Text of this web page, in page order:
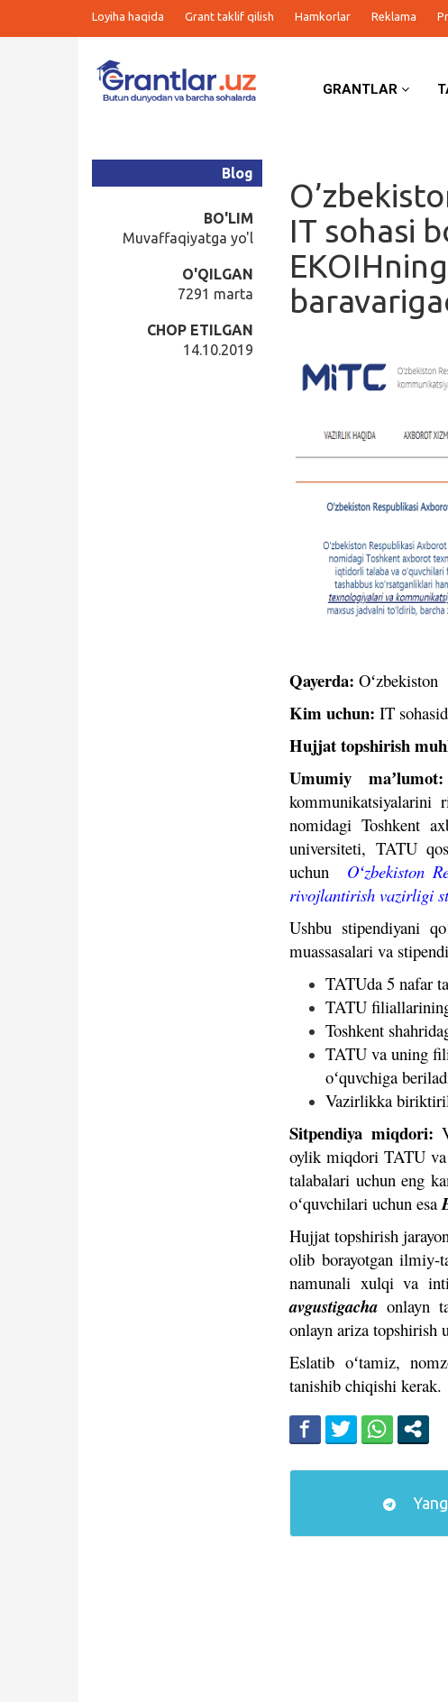
Loyiha haqida Grant taklif qilish Hamkorlar Reklama
GRANTLAR
IT sohasi
Blog
BO'LIM
Muvaffaqiyatga yo'l
O'QILGAN
7291 marta
CHOP ETILGAN
14.10.2019
Qayerda: Oʻzbekiston
Kim uchun: IT
Hujjat topshirish
Umumiy maʼlumot:
kommunikatsiyalarini
nomidagi Toshkent
universiteti, TATU
uchun
Oʻzbekiston
rivojlantirish vazirligi
Ushbu stipendiyani
muassasalari va
TATUda 5 nafar
TATU
Toshkent
TATU va uning
oʻquvchiga
Vazirlikka
Sitpendiya miqdori:
oylik miqdori TATU
talabalari uchun eng
oʻquvchilari uchun esa
Hujjat topshirish
olib borayotgan ilmiy-
namunali xulqi va
avgustigacha onlayn
onlayn ariza topshirish
Eslatib oʻtamiz,
tanishib chiqishi kerak.